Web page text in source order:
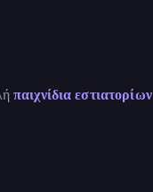
παιχνίδια εστιατορίων